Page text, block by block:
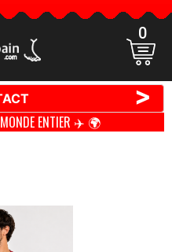
0
>
ENTIER ✈️ 🌍